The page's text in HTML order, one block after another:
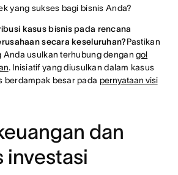
yang sukses bagi bisnis Anda?
kasus bisnis pada rencana
secara keseluruhan?Pastikan
Anda usulkan terhubung dengangol
. Inisiatif yang diusulkan dalam kasus
berdampak besar pada pernyataan visi
dan
investasi